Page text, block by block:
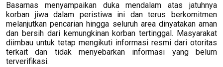
Basarnas menyampaikan duka mendalam atas jatuhnya
korban jiwa dalam peristiwa ini dan terus berkomitmen
melanjutkan pencarian hingga seluruh area dinyatakan aman
dan bersih dari kemungkinan korban tertinggal. Masyarakat
diimbau untuk tetap mengikuti informasi resmi dari otoritas
terkait dan tidak menyebarkan informasi yang belum
terverifikasi.